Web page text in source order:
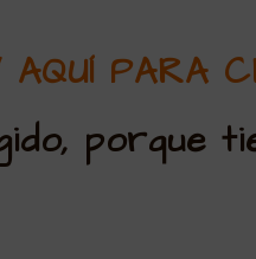
AQUÍ PARA
porque